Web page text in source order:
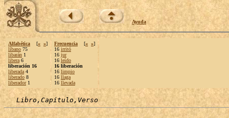
Ayuda
Alfabética [« »]
líbano 75
libarán 1
libera 6
liberación 16
liberada 4
liberado 8
liberador1
Frecuencia [« »]
16 irritó
16 jur
16 leído
16 liberación
16 limpio
16 llaga
16 llevada
Libro,Capítulo,Verso